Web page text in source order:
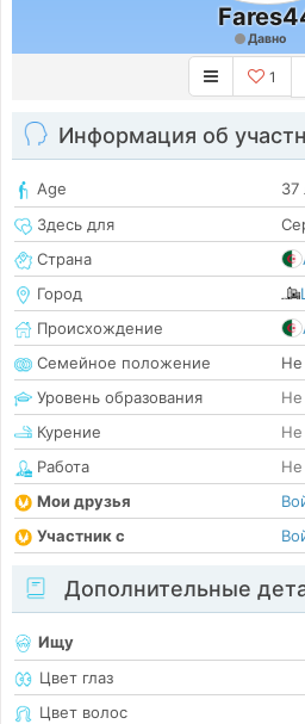
Давно
1
Информация об
Age
37
Здесь для
Страна
Город
Происхождение
Семейное положение
Уровень образования
Не
Курение
Не
Работа
Не
Мои друзья
Участник с
Дополнительные
Ищу
Цвет глаз
Цвет волос